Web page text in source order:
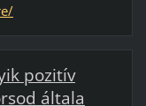
pozitív
általa